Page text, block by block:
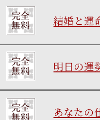
結婚と運
明日の運
あなたの